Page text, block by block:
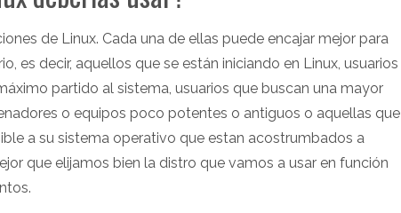
de Linux. Cada una de ellas puede encajar mejor para
es decir, aquellos que se están iniciando en Linux, usuarios
partido al sistema, usuarios que buscan una mayor
o equipos poco potentes o antiguos o aquellas que
a su sistema operativo que estan acostrumbados a
que elijamos bien la distro que vamos a usar en función